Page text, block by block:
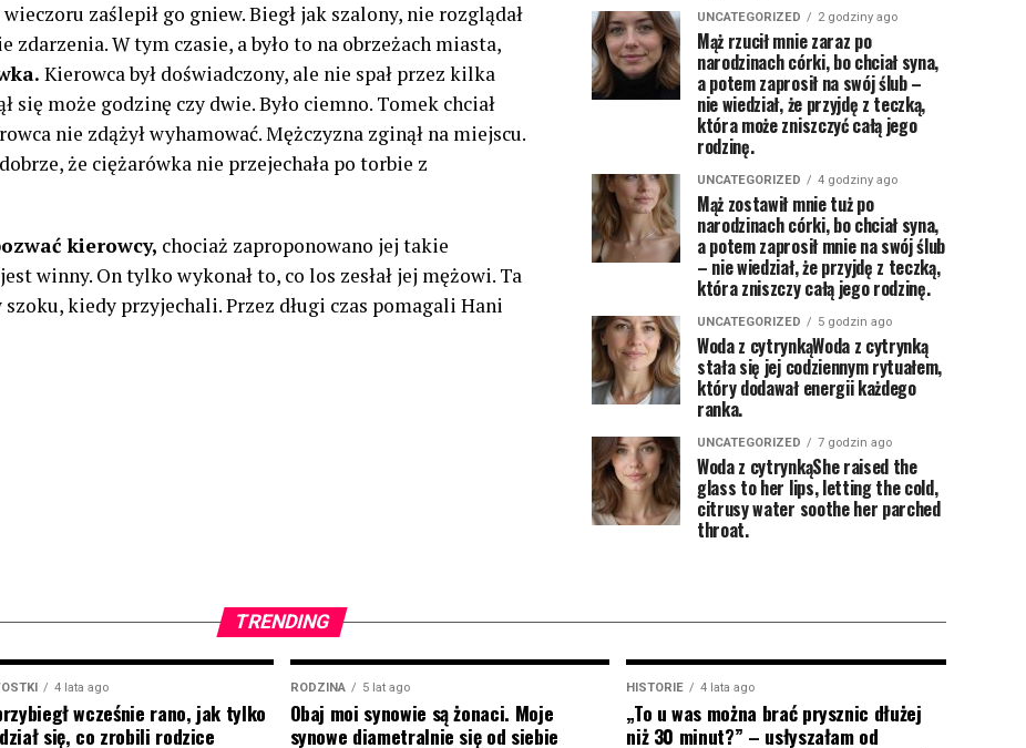
zaślepił go gniew. Biegł jak szalony, nie rozglądał
zdarzenia. W tym czasie, a było to na obrzeżach miasta,
Kierowca był doświadczony, ale nie spał przez kilka
się może godzinę czy dwie. Było ciemno. Tomek chciał
nie zdążył wyhamować. Mężczyzna zginął na miejscu.
że ciężarówka nie przejechała po torbie z
kierowcy, chociaż zaproponowano jej takie
winny. On tylko wykonał to, co los zesłał jej mężowi. Ta
kiedy przyjechali. Przez długi czas pomagali Hani
UNCATEGORIZED 2 godziny ago
Mąż rzucił mnie zaraz po
narodzinach córki, bo chciał syna,
a potem zaprosił na swój ślub –
nie wiedział, że przyjdę z teczką,
która może zniszczyć całą jego
rodzinę.
UNCATEGORIZED 4 godziny ago
Mąż zostawił mnie tuż po
narodzinach córki, bo chciał syna,
a potem zaprosił mnie na swój ślub
– nie wiedział, że przyjdę z teczką,
która zniszczy całą jego rodzinę.
UNCATEGORIZED 5 godzin ago
Woda z cytrynkąWoda z cytrynką
stała się jej codziennym rytuałem,
który dodawał energii każdego
ranka.
UNCATEGORIZED 7 godzin ago
Woda z cytrynkąShe raised the
glass to her lips, letting the cold,
citrusy water soothe her parched
throat.
TRENDING
4 lata ago
wcześnie rano, jak tylko
się, co zrobili rodzice
RODZINA 5 lat ago
Obaj moi synowie są żonaci. Moje
synowe diametralnie się od siebie
HISTORIE 4 lata ago
„To u was można brać prysznic dłużej
niż 30 minut?” – usłyszałam od